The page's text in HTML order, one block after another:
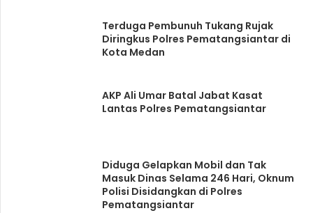
Terduga Pembunuh Tukang Rujak
Diringkus Polres Pematangsiantar di
Kota Medan
AKP Ali Umar Batal Jabat Kasat
Lantas Polres Pematangsiantar
Diduga Gelapkan Mobil dan Tak
Masuk Dinas Selama 246 Hari, Oknum
Polisi Disidangkan di Polres
Pematangsiantar